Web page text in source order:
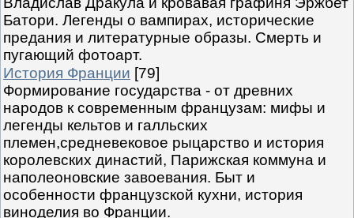
Батори. Легенды о вампирах, исторические
предания и литературные образы. Смерть и
пугающий фотоарт.
История Франции [79]
Формирование государства - от древних
народов к современным французам: мифы и
легенды кельтов и галльских
племен,средневековое рыцарство и история
королевских династий, Парижская коммуна и
наполеоновские завоевания. Быт и
особенности французской кухни, история
виноделия во Франции.